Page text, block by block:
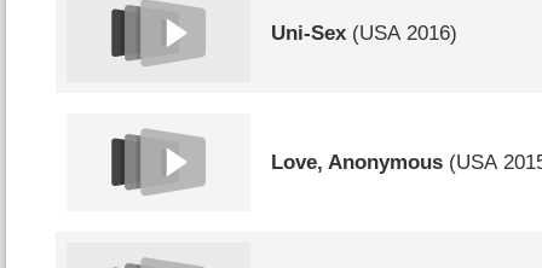
Uni-Sex (USA2016)
Love, Anonymous (USA